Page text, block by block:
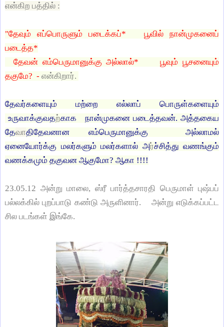
என்கிற பத்தில் :
"தேவும் எப்பொருளும் படைக்கப்* பூவில் நான்முகனைப்
படைத்த*
தேவன் எம்பெருமானுக்கு அல்லால்* பூவும் பூசனையும்
தகுமே? - என்கிறார்.
தேவர்களையும் மற்றை எல்லாப் பொருள்களையும்
உருவாக்குவதற்காக நான்முகனை படைத்தவன். அத்தகைய
தேவாதிதேவனான எம்பெருமானுக்கு அல்லாமல்
ஏனையோர்க்கு மலர்களும் மலர்களால் அர்ச்சித்து வணங்கும்
வணக்கமும் தகுவன ஆகுமோ? ஆகா !!!!
23.05.12 அன்று மாலை, ஸ்ரீ பார்த்தசாரதி பெருமாள் புஷ்பப்
பல்லக்கில் புறப்பாடு கண்டு அருளினார். அன்று எடுக்கப்பட்ட
சில படங்கள் இங்கே.